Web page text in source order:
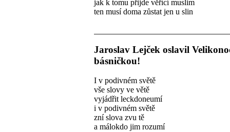
jak k tomu přijde věřící muslim
ten musí doma zůstat jen u slin
Jaroslav Lejček oslavil
básničkou!
I v podivném světě
vše slovy ve větě
vyjádřit leckdoneumí
i v podivném světě
zní slova zvu tě
a málokdo jim rozumí